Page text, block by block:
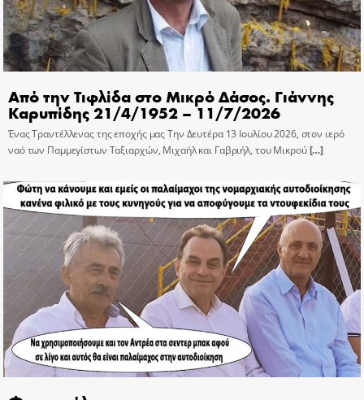
Από την Τιφλίδα στο Μικρό Δάσος. Γιάννης
Καρυπίδης 21/4/1952 – 11/7/2026
Ένας Τραντέλλενας της εποχής μας Την Δευτέρα 13 Ιουλίου 2026, στον ιερό
ναό των Παμμεγίστων Ταξιαρχών, Μιχαήλ και Γαβριήλ, του Μικρού[…]